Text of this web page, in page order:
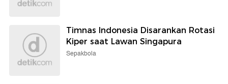
Timnas Indonesia Disarankan Rotasi
Kiper saat Lawan Singapura
Sepakbola